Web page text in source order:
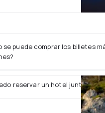
puede comprar los billetes
reservar un hotel junto con